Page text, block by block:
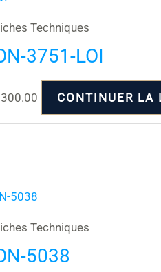
Techniques
3751-LOI
300.00 CONTINUER LA
Techniques
5038